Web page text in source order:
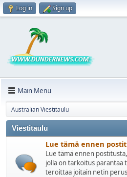
Log in Sign up
Main Menu
Australian Viestitaulu
Viestitaulu
Lue tämä ennen
Lue tämä ennen
jolla on tarkoitus parantaa
teroittaa joitain netin